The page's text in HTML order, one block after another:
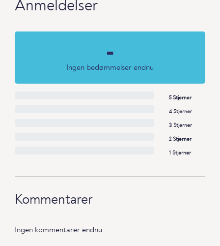
Anmeldelser
-
Ingen bedømmelser endnu
5 Stjerner
4 Stjerner
3 Stjerner
2 Stjerner
1 Stjerner
Kommentarer
Ingen kommentarer endnu